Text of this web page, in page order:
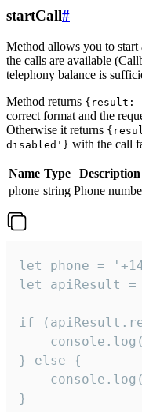
startCall#
Method allows you to start
the calls are available
telephony balance is
Method returns {result:
correct format and the
Otherwise it returns
disabled'} with the call
Name Type
Description
phone string Phone
let phone =
let apiResult =
if
} else {
}